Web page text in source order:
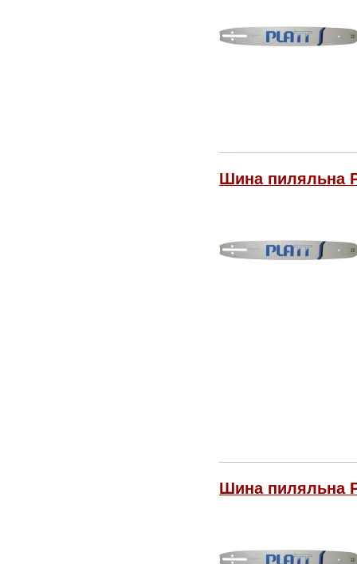
Шина пиляльна
Шина пиляльна